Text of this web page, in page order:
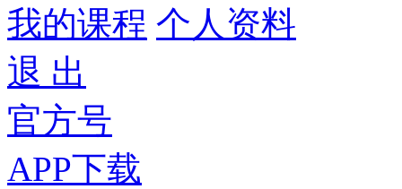
我的课程 个人资料
退 出
官方号
APP下载